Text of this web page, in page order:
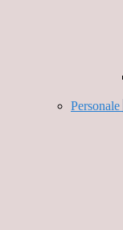
Personale